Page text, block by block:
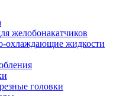
желобонакатчиков
охлаждающие жидкости
головки